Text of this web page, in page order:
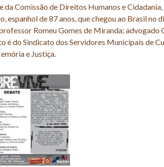
Comissão de Direitos Humanos e
espanhol de 87 anos, que chegou ao Brasil no
Romeu Gomes de Miranda;
é do Sindicato dos Servidores Municipais de
e Justiça.